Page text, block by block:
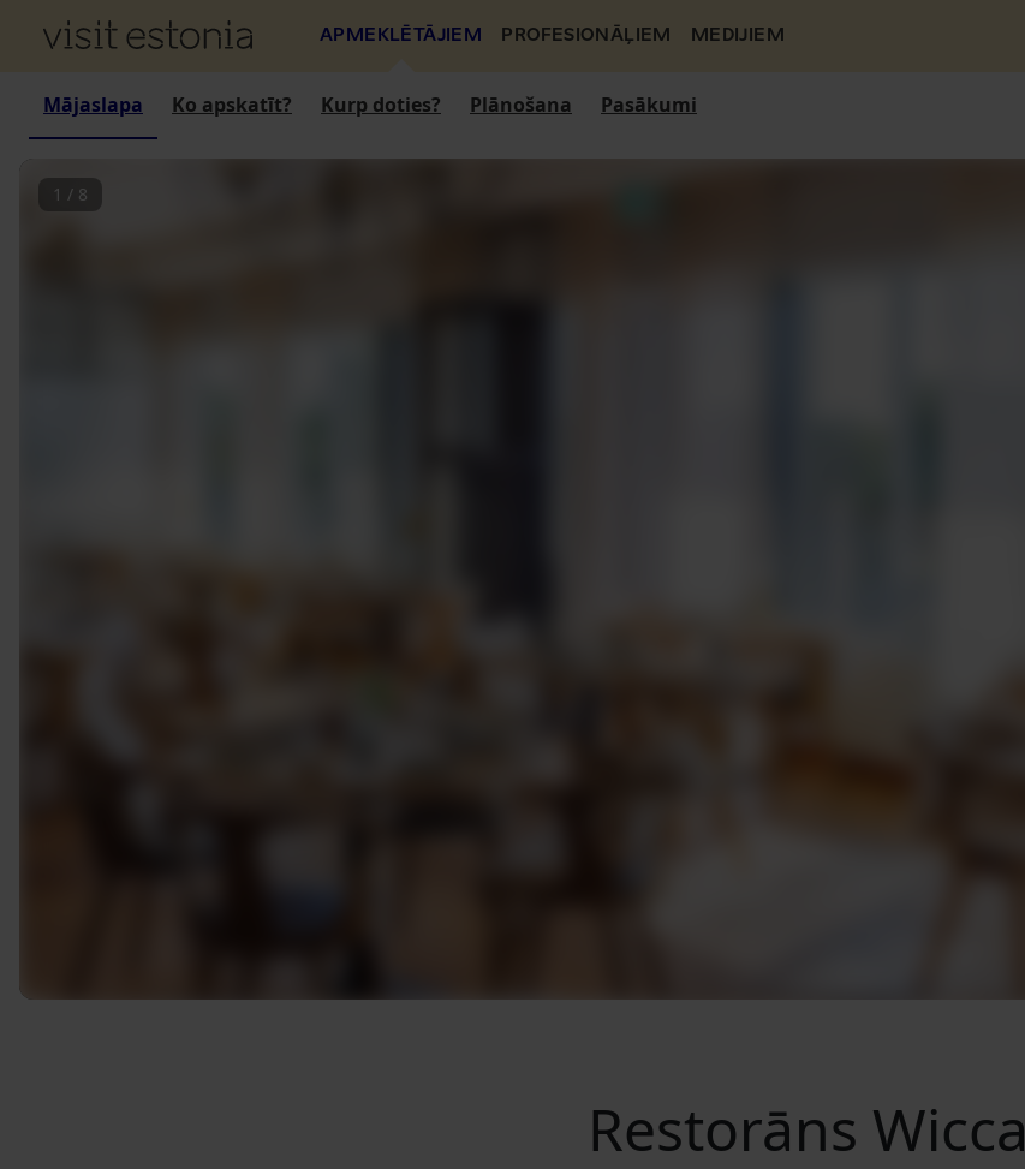
APMEKLĒTĀJIEM PROFESIONĀĻIEM MEDIJIEM
Mājaslapa Ko apskatīt? Kurp doties? Plānošana Pasākumi
1 / 8
Restorāns Wicca